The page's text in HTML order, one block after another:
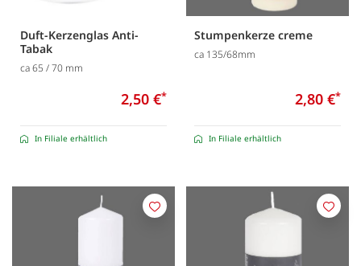
Duft-Kerzenglas Anti-
Tabak
ca 65 / 70 mm
2,50 €*
In Filiale erhältlich
Stumpenkerze creme
ca 135/68mm
2,80 €*
In Filiale erhältlich
Merken